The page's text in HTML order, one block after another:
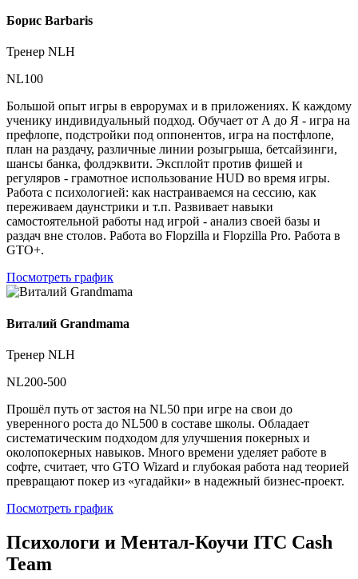
Борис Barbaris
Тренер NLH
NL100
Большой опыт игры в еврорумах и в приложениях. К каждому
ученику индивидуальный подход. Обучает от А до Я - игра на
префлопе, подстройки под оппонентов, игра на постфлопе,
план на раздачу, различные линии розыгрыша, бетсайзинги,
шансы банка, фолдэквити. Эксплойт против фишей и
регуляров - грамотное использование HUD во время игры.
Работа с психологией: как настраиваемся на сессию, как
переживаем даунстрики и т.п. Развивает навыки
самостоятельной работы над игрой - анализ своей базы и
раздач вне столов. Работа во Flopzilla и Flopzilla Pro. Работа в
GTO+.
Посмотреть график
Виталий Grandmama
Тренер NLH
NL200-500
Прошёл путь от застоя на NL50 при игре на свои до
уверенного роста до NL500 в составе школы. Обладает
систематическим подходом для улучшения покерных и
околопокерных навыков. Много времени уделяет работе в
софте, считает, что GTO Wizard и глубокая работа над теорией
превращают покер из «угадайки» в надежный бизнес-проект.
Посмотреть график
Психологи и Ментал-Коучи ITC Cash
Team